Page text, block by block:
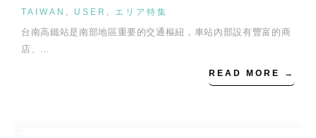
TAIWAN , USER , エリア特集
台南高鐵站是南部地區重要的交通樞紐，車站內部設有豐富的商
店、…
READ MORE →